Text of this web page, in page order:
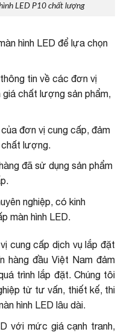
LED P10 chất lượng
hình LED để lựa chọn
tin về các đơn vị
giá chất lượng sản phẩm,
đơn vị cung cấp, đảm
chất lượng.
đã sử dụng sản phẩm
nghiệp, có kinh
màn hình LED.
cung cấp dịch vụ lắp đặt
hàng đầu Việt Nam đảm
trình lắp đặt. Chúng tôi
từ tư vấn, thiết kế, thi
hình LED lâu dài.
với mức giá cạnh tranh,